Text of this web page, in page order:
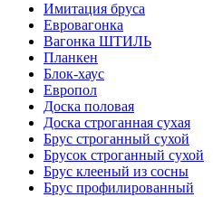
Имитация бруса
Евровагонка
Вагонка ШТИЛЬ
Планкен
Блок-хаус
Европол
Доска половая
Доска строганная сухая
Брус строганный сухой
Брусок строганный сухой
Брус клееный из сосны
Брус профилированный